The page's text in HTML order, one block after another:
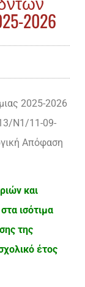
2026
2025-2026
Ν1/11-09-
Απόφαση
και
ισότιμα
της
έτος